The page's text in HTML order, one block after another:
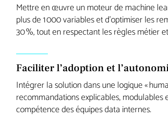
Mettre en œuvre un moteur de machine
plus de 1 000 variables et d’optimiser les
30 %, tout en respectant les règles métier
Faciliter l’adoption et
Intégrer la solution dans une logique «
recommandations explicables,
compétence des équipes data internes.